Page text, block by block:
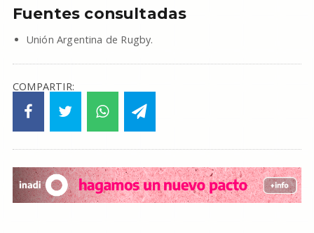
Fuentes consultadas
Unión Argentina de Rugby.
COMPARTIR: